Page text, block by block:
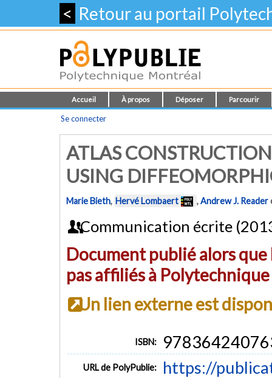
< Retour au portail
Accueil À propos Déposer Parcourir
Se connecter
ATLAS
USING
Marie Bieth, Hervé Lombaert ,Andrew J. Reader
Communication écrite
Document publié alors
pas affiliés à
Un lien externe est
ISBN:
URL de PolyPublie: https://